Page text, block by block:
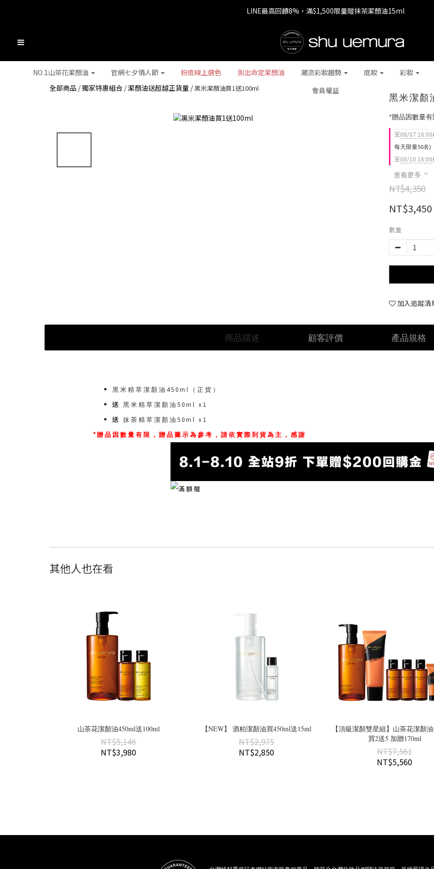
七夕情人節 全站9折，下單享免運+贈$200回購金
LINE最高回饋8%，滿$1,500限量贈抹茶潔顏油15ml
七夕情人節 全站9折，下單享免運+贈$200回購金
NO.1山茶花潔顏油 官網七夕情人節 粉底線上選色 測出命定潔顏油 潮流彩妝趨勢 底妝 彩妝
會員權益
全部商品 /獨家特惠組合 /潔顏油送超越正貨量 /黑米潔顏油買1送100ml
黑米潔顏
*贈品因數量
至08/07 16:00
每天限量50名)
至08/10 16:00
查看更多
NT$4,350
NT$3,450
數量
加入追蹤清
商品描述 顧客評價 產品規格
黑米精萃潔顏油450ml（ 正貨）
送 黑米精萃潔顏油50ml x1
送 抹茶精萃潔顏油50ml x1
*贈品因數量有限，贈品圖示為參考，請依實際到貨為主，感謝
其他人也在看
山茶花潔顏油450ml送100ml
NT$5,146
NT$3,980
【NEW】 酒粕潔顏油買450ml送15ml
NT$2,975
NT$2,850
【頂級潔顏雙星組】山茶花潔顏
買2送5 加贈170ml
NT$7,561
NT$5,560